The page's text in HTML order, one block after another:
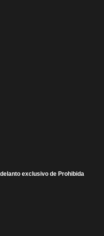
exclusivo de Prohibida